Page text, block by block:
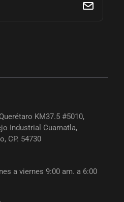
KM37.5 #5010,
Industrial Cuamatla,
CP. 54730
a viernes 9:00 am. a 6:00